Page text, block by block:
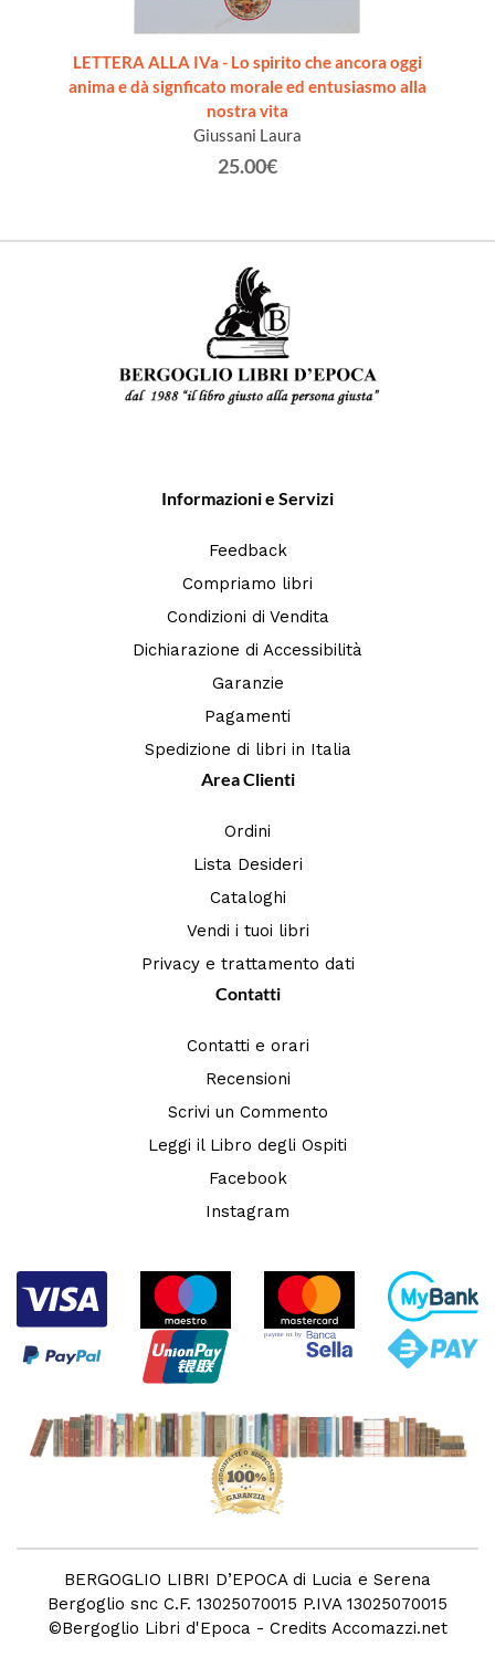
LETTERA ALLA IVa - Lo spirito che ancora oggi
anima e dà signficato morale ed entusiasmo alla
nostra vita
Giussani Laura
25.00€
Informazioni e Servizi
Feedback
Compriamo libri
Condizioni di Vendita
Dichiarazione di Accessibilità
Garanzie
Pagamenti
Spedizione di libri in Italia
Area Clienti
Ordini
Lista Desideri
Cataloghi
Vendi i tuoi libri
Privacy e trattamento dati
Contatti
Contatti e orari
Recensioni
Scrivi un Commento
Leggi il Libro degli Ospiti
Facebook
Instagram
BERGOGLIO LIBRI D’EPOCA di Lucia e Serena
Bergoglio snc C.F. 13025070015 P.IVA 13025070015
©Bergoglio Libri d'Epoca - Credits Accomazzi.net